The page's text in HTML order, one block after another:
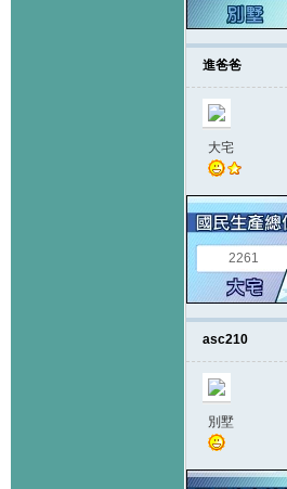
進爸爸
大宅
2261
asc210
別墅